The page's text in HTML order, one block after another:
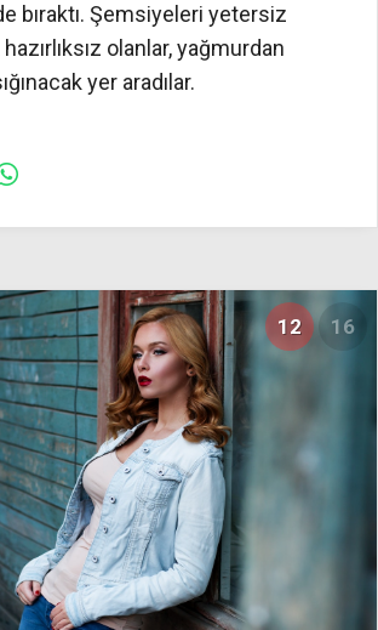
bıraktı. Şemsiyeleri yetersiz
olanlar, yağmurdan
yer aradılar.
12 16